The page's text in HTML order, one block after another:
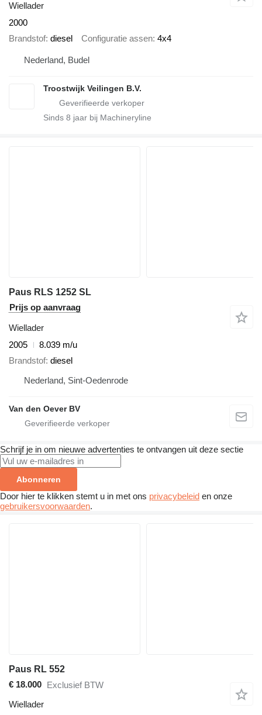
Wiellader
2000
Brandstof diesel Configuratie assen 4x4
Nederland, Budel
Troostwijk Veilingen B.V.
Sinds 8 jaar bij Machineryline
Paus RLS 1252 SL
Prijs op aanvraag
Wiellader
2005
8.039 m/u
Brandstof diesel
Nederland, Sint-Oedenrode
Van den Oever BV
Schrijf je in om nieuwe advertenties te ontvangen uit deze sectie
Abonneren
Door hier te klikken stemt u in met ons privacybeleid en onze
gebruikersvoorwaarden.
Paus RL 552
€ 18.000 Exclusief BTW
Wiellader